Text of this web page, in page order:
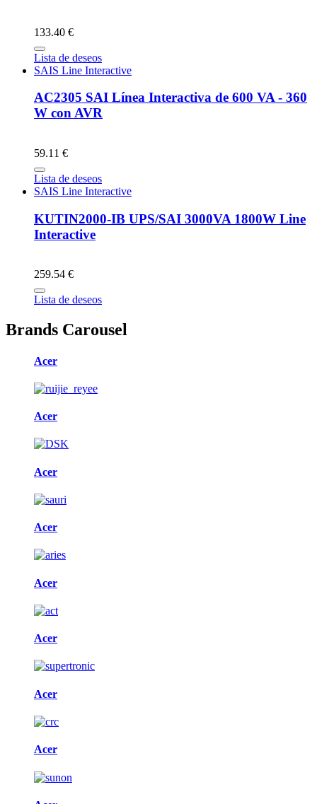
133.40 €
Lista de deseos
SAIS Line Interactive
AC2305 SAI Línea Interactiva de 600 VA - 360
W con AVR
59.11 €
Lista de deseos
SAIS Line Interactive
KUTIN2000-IB UPS/SAI 3000VA 1800W Line
Interactive
259.54 €
Lista de deseos
Brands Carousel
Acer
Acer
Acer
Acer
Acer
Acer
Acer
Acer